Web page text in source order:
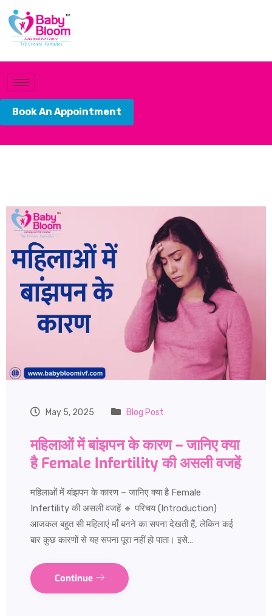
Book An Appointment
May 5, 2025 Blog Post
महिलाओं में बांझपन के कारण – जानिए क्या
है Female Infertility की असली वजहें
महिलाओं में बांझपन के कारण – जानिए क्या है Female
Infertility की असली वजहें 🔹 परिचय (Introduction)
आजकल बहुत सी महिलाएं माँ बनने का सपना देखती हैं, लेकिन कई
बार कुछ कारणों से यह सपना पूरा नहीं हो पाता। इसे…
Continue